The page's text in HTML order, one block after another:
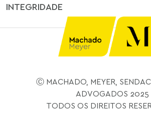
INTEGRIDADE
Ⓒ MACHADO, MEYER,
ADVOGADOS 2025
TODOS OS DIREITOS